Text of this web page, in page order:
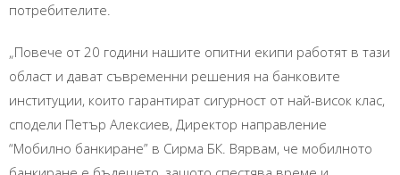
потребителите.
„Повече от 20 години нашите опитни екипи работят в тази
област и дават съвременни решения на банковите
институции, които гарантират сигурност от най-висок клас,
сподели Петър Алексиев, Директор направление
“Мобилно банкиране” в Сирма БК. Вярвам, че мобилното